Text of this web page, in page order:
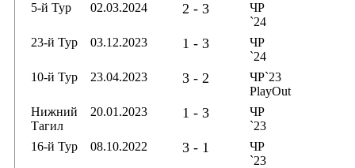
5-й Тур
02.03.2024 2 - 3
ЧР
`24
23-й Тур
03.12.2023 1 - 3
ЧР
`24
10-й Тур
23.04.2023 3 - 2
ЧР`23
PlayOut
Нижний
Тагил
20.01.2023 1 - 3
ЧР
`23
16-й Тур
08.10.2022 3 - 1
ЧР
`23